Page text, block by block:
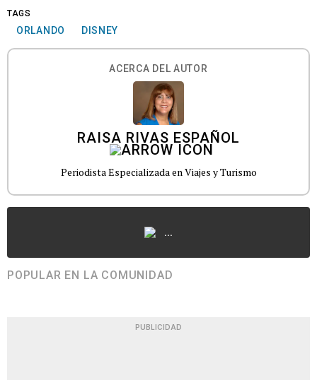
TAGS
ORLANDO DISNEY
ACERCA DEL AUTOR
RAISA RIVAS ESPAÑOL
Periodista Especializada en Viajes y Turismo
...
POPULAR EN LA COMUNIDAD
PUBLICIDAD